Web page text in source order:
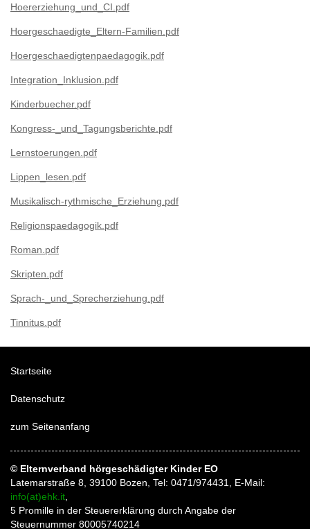
Hoererziehung_und_CI.pdf
Hoergeschaedigte_Eltern-Familien.pdf
Hoergeschaedigtenpaedagogik.pdf
Integration_Inklusion.pdf
Kinderbuecher.pdf
Kongress-_und_Tagungsberichte.pdf
Lernstoerungen.pdf
Lippen_lesen.pdf
Musikalisch-rythmische_Erziehung.pdf
Religionspaedagogik.pdf
Roman.pdf
Skripten.pdf
Sprach-_und_Sprecherziehung.pdf
Tinnitus.pdf
Startseite
Datenschutz
zum Seitenanfang
© Elternverband hörgeschädigter Kinder EO
Latemarstraße 8, 39100 Bozen, Tel: 0471/974431, E-Mail:
info(at)ehk.it
5 Promille in der Steuererklärung durch Angabe der
Steuernummer 80005740214